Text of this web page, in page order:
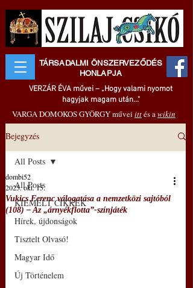
TÁRSADALMI ÖNSZERVEZŐDÉS
HONLAPJA
VERZÁR ÉVA művei – „Hogy valami nyomot
hagyjak magam után..."
VARGA DOMOKOS GYÖRGY művei ittés awikin
Bejegyzés
All Posts
KIEMELT CIKKEK
Hírek, újdonságok
Tisztelt Olvasó!
Magyar Idő
Új Történelem
All Posts
Vukics Ferenc válogatása a nemzetközi sajtóból
(108) ‒ Az „árnyékflotta”-színjáték
dombi52
2025. okt. 15.